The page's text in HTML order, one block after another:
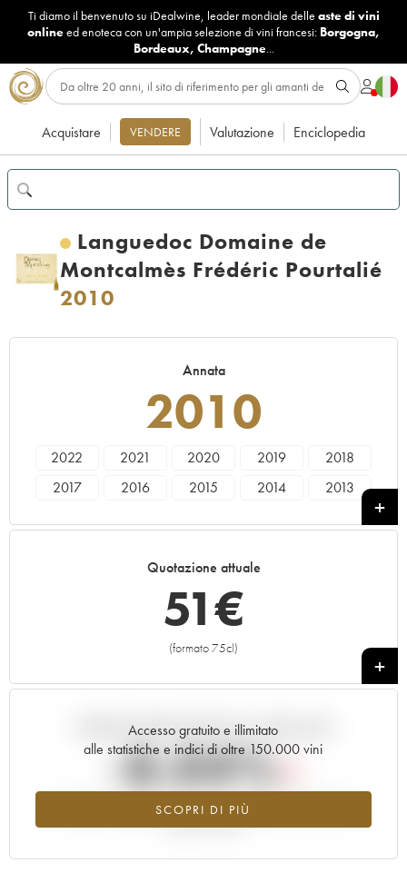
Ti diamo il benvenuto su iDealwine, leader mondiale delle aste di vini
onlineed enoteca con un'ampia selezione di vini francesi: Borgogna,
Bordeaux, Champagne...
Acquistare VENDERE Valutazione Enciclopedia
Languedoc Domaine de
Montcalmès Frédéric Pourtalié
2010
Annata
2010
2022 2021 2020 2019
2018
2017
2016 2015 2014
2013
Quotazione attuale
51€
(formato 75cl)
+
Accesso gratuito e illimitato
alle statistiche e indici di oltre 150.000 vini
SCOPRI DI PIÙ
Andamento della quotazione in tempo reale
-8.04%
Tendenza al ribasso per il valore dell'annata 2010 nel 2026